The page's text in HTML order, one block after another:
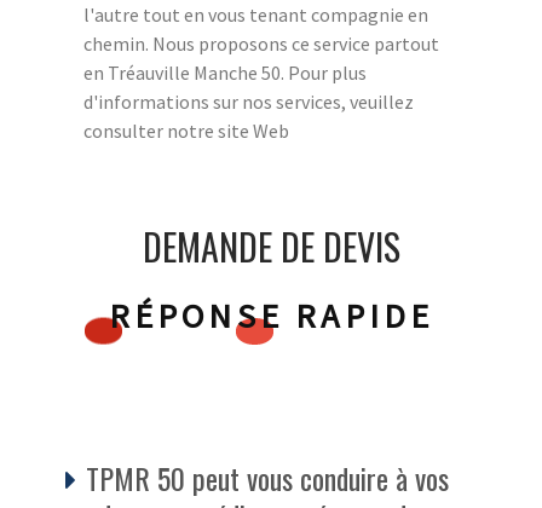
l'autre tout en vous tenant compagnie en
chemin. Nous proposons ce service partout
en Tréauville Manche 50. Pour plus
d'informations sur nos services, veuillez
consulter notre site Web
DEMANDE DE DEVIS
RÉPONSE RAPIDE
TPMR 50 peut vous conduire à vos